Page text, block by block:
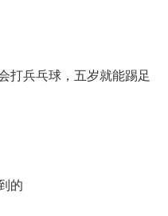
打兵乓球，五岁就能踢足
的